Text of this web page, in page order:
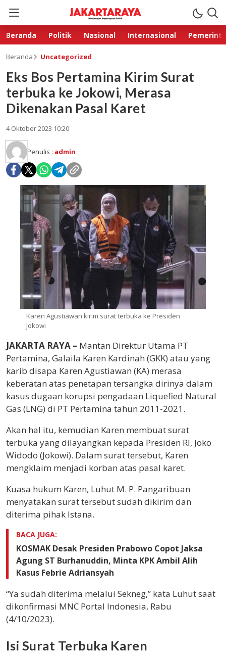
Beranda Politik Nasional Internasional
Beranda Uncategorized
Eks Bos Pertamina Kirim Surat
terbuka ke Jokowi, Merasa
Dikenakan Pasal Karet
4 Oktober 2023 10:20
Penulis : admin
Karen Agustiawan kirim surat terbuka ke Presiden
Jokowi
JAKARTA RAYA – Mantan Direktur Utama PT
Pertamina, Galaila Karen Kardinah (GKK) atau yang
karib disapa Karen Agustiawan (KA) merasa
keberatan atas penetapan tersangka dirinya dalam
kasus dugaan korupsi pengadaan Liquefied Natural
Gas (LNG) di PT Pertamina tahun 2011-2021.
Akan hal itu, kemudian Karen membuat surat
terbuka yang dilayangkan kepada Presiden RI, Joko
Widodo (Jokowi). Dalam surat tersebut, Karen
mengklaim menjadi korban atas pasal karet.
Kuasa hukum Karen, Luhut M. P. Pangaribuan
menyatakan surat tersebut sudah dikirim dan
diterima pihak Istana.
BACA JUGA:
KOSMAK Desak Presiden Prabowo Copot Jaksa
Agung ST Burhanuddin, Minta KPK Ambil Alih
Kasus Febrie Adriansyah
“Ya sudah diterima melalui Sekneg,” kata Luhut saat
dikonfirmasi MNC Portal Indonesia, Rabu
(4/10/2023).
Isi Surat Terbuka Karen